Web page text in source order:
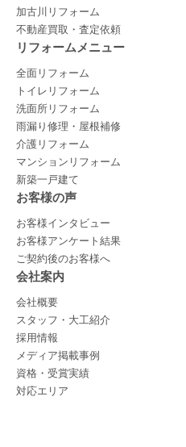
加古川リフォーム
不動産買取・査定依頼
リフォームメニュー
全面リフォーム
トイレリフォーム
洗面所リフォーム
雨漏り修理・屋根補修
介護リフォーム
マンションリフォーム
新築一戸建て
お客様の声
お客様インタビュー
お客様アンケート結果
ご契約後のお客様へ
会社案内
会社概要
スタッフ・大工紹介
採用情報
メディア掲載事例
資格・受賞実績
対応エリア